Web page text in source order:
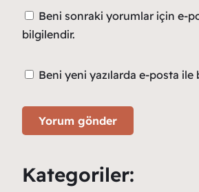
Beni sonraki yorumlar için e-
bilgilendir.
Beni yeni yazılarda e-posta ile
Kategoriler: